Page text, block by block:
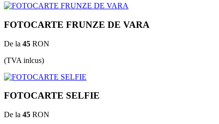
FOTOCARTE FRUNZE DE VARA
De la 45 RON
(TVA inlcus)
FOTOCARTE SELFIE
De la 45 RON